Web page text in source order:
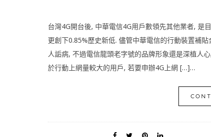
台灣4G開台後, 中華電信4G用戶數領先其他業者, 是
更創下0.85%歷史新低. 儘管中華電信的行動裝置補
人詬病, 不過電信龍頭老字號的品牌形象還是深植人
於行動上網量較大的用戶, 若要申辦4G上網 […]…